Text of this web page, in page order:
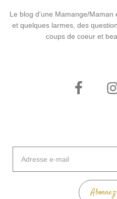
Le blog d'une Mamange/Maman
et quelques larmes, des
coups de coeur et
mail